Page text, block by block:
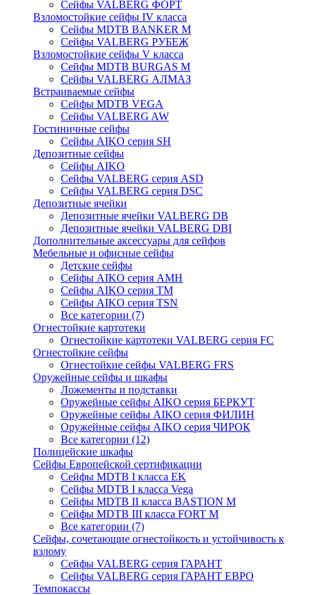
Сейфы VALBERG ФОРТ
Взломостойкие сейфы IV класса
Сейфы MDTB BANKER M
Сейфы VALBERG РУБЕЖ
Взломостойкие сейфы V класса
Сейфы MDTB BURGAS M
Сейфы VALBERG АЛМАЗ
Встраиваемые сейфы
Сейфы MDTB VEGA
Сейфы VALBERG AW
Гостиничные сейфы
Сейфы AIKO серия SH
Депозитные сейфы
Сейфы AIKO
Сейфы VALBERG серия ASD
Сейфы VALBERG серия DSC
Депозитные ячейки
Депозитные ячейки VALBERG DB
Депозитные ячейки VALBERG DBI
Дополнительные аксессуары для сейфов
Мебельные и офисные сейфы
Детские сейфы
Сейфы AIKO серия AMH
Сейфы AIKO серия TM
Сейфы AIKO серия TSN
Все категории (7)
Огнестойкие картотеки
Огнестойкие картотеки VALBERG серия FC
Огнестойкие сейфы
Огнестойкие сейфы VALBERG FRS
Оружейные сейфы и шкафы
Ложементы и подставки
Оружейные сейфы AIKO серия БЕРКУТ
Оружейные сейфы AIKO серия ФИЛИН
Оружейные сейфы AIKO серия ЧИРОК
Все категории (12)
Полицейские шкафы
Сейфы Европейской сертификации
Сейфы MDTB I класса EK
Сейфы MDTB I класса Vega
Сейфы MDTB II класса BASTION M
Сейфы MDTB III класса FORT M
Все категории (7)
Сейфы, сочетающие огнестойкость и устойчивость к
взлому
Сейфы VALBERG серия ГАРАНТ
Сейфы VALBERG серия ГАРАНТ ЕВРО
Темпокассы